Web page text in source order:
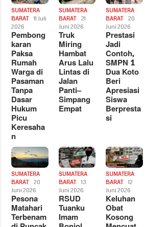
SUMATERA
BARAT
11 Juli
2026
Pembong
karan
Paksa
Rumah
Warga di
Pasaman
Tanpa
Dasar
Hukum
Picu
Keresaha
n
SUMATERA
BARAT
21
Juni 2026
Truk
Miring
Hambat
Arus Lalu
Lintas di
Jalan
Panti–
Simpang
Empat
SUMATERA
BARAT
20
Juni 2026
Prestasi
Jadi
Contoh,
SMPN 1
Dua Koto
Beri
Apresiasi
Siswa
Berpresta
si
SUMATERA
BARAT
20
Juni 2026
Pesona
Matahari
Terbenam
SUMATERA
BARAT
13
Juni 2026
RSUD
Tuanku
Imam
SUMATERA
BARAT
12
Juni 2026
Keluhan
Obat
Kosong